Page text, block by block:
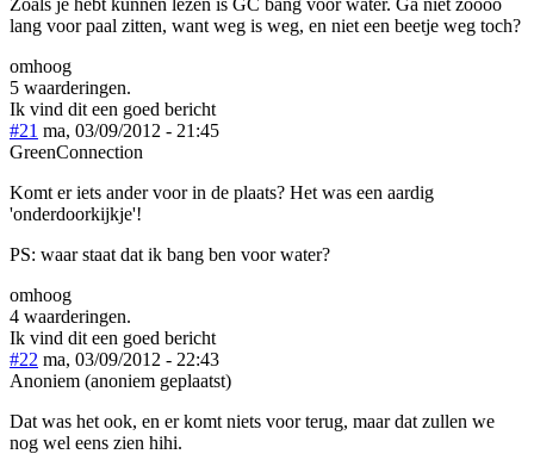
lang voor paal zitten, want weg is weg, en niet een beetje weg toch?
omhoog
5 waarderingen.
Ik vind dit een goed bericht
#21 ma, 03/09/2012 - 21:45
GreenConnection
Komt er iets ander voor in de plaats? Het was een aardig
'onderdoorkijkje'!
PS: waar staat dat ik bang ben voor water?
omhoog
4 waarderingen.
Ik vind dit een goed bericht
#22 ma, 03/09/2012 - 22:43
Anoniem (anoniem geplaatst)
Dat was het ook, en er komt niets voor terug, maar dat zullen we
nog wel eens zien hihi.